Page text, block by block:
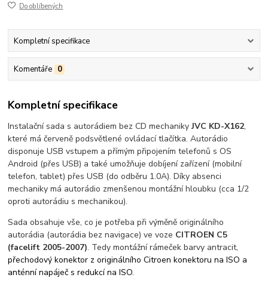
Do oblíbených
Kompletní specifikace
Komentáře 0
Kompletní specifikace
Instalační sada s autorádiem bez CD mechanikyJVC KD-X162,
které má červeně podsvětlené ovládací tlačítka. Autorádio
disponuje USB vstupem a přímým připojením telefonů s OS
Android (přes USB) a také umožňuje dobíjení zařízení (mobilní
telefon, tablet) přes USB (do odběru 1.0A). Díky absenci
mechaniky má autorádio zmenšenou montážní hloubku (cca 1/2
oproti autorádiu s mechanikou).
Sada obsahuje vše, co je potřeba při výměně originálního
autorádia (autorádia bez navigace) ve voze CITROEN C5
(facelift 2005-2007). Tedy montážní rámeček barvy antracit,
přechodový konektor z originálního Citroen konektoru na ISO a
anténní napáječ s redukcí na ISO.